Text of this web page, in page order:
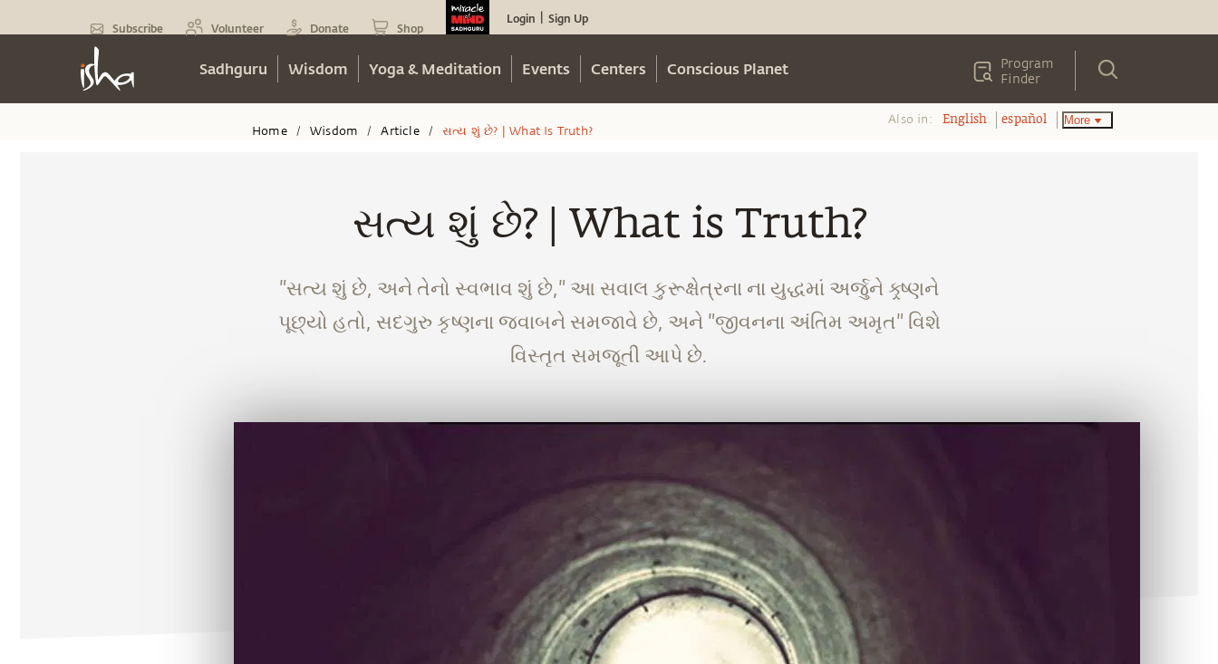
Subscribe Volunteer Donate Shop
Login Sign Up
Sadhguru Wisdom Yoga & Meditation Events Centers Conscious Planet
Program
Finder
Home / Wisdom / Article / સત્ય શું છે? | What Is Truth?
Also in: English español More
સત્ય શું છે? | What is Truth?
"સત્ય શું છે, અને તેનો સ્વભાવ શું છે," આ સવાલ કુરૂક્ષેત્રના ના યુદ્ધમાં અર્જુને ક્ર્ષ્ણને
પૂછ્યો હતો, સદગુરુ કૃષ્ણના જવાબને સમજાવે છે, અને "જીવનના અંતિમ અમૃત" વિશે
વિસ્તૃત સમજૂતી આપે છે.